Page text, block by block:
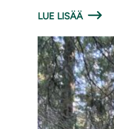
LUE LISÄÄ